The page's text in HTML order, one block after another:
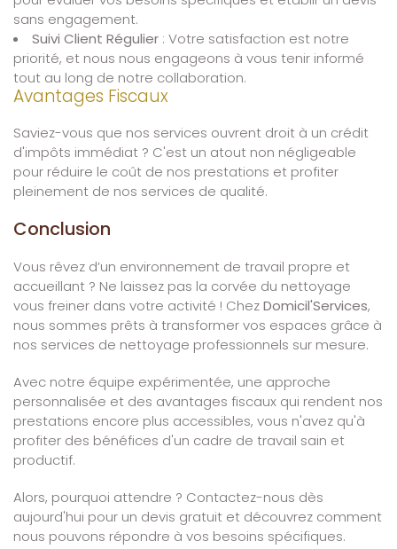
sans engagement.
Suivi Client Régulier : Votre satisfaction est notre
priorité, et nous nous engageons à vous tenir informé
tout au long de notre collaboration.
Avantages Fiscaux
Saviez-vous que nos services ouvrent droit à un crédit
d'impôts immédiat ? C'est un atout non négligeable
pour réduire le coût de nos prestations et profiter
pleinement de nos services de qualité.
Conclusion
Vous rêvez d’un environnement de travail propre et
accueillant ? Ne laissez pas la corvée du nettoyage
vous freiner dans votre activité ! ChezDomicil'Services,
nous sommes prêts à transformer vos espaces grâce à
nos services de nettoyage professionnels sur mesure.
Avec notre équipe expérimentée, une approche
personnalisée et des avantages fiscaux qui rendent nos
prestations encore plus accessibles, vous n'avez qu'à
profiter des bénéfices d'un cadre de travail sain et
productif.
Alors, pourquoi attendre ? Contactez-nous dès
aujourd'hui pour un devis gratuit et découvrez comment
nous pouvons répondre à vos besoins spécifiques.